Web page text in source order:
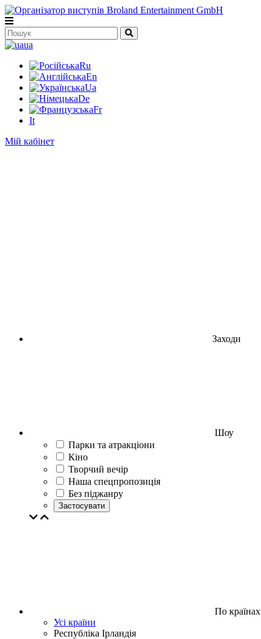
ua
Ru
En
Ua
De
Fr
It
Мій кабінет
Заходи
Шоу
Парки та атракціони
Кіно
Творчий вечір
Наша спецпропозиція
Без піджанру
Застосувати
По країнах
Усі країни
Республіка Ірландія